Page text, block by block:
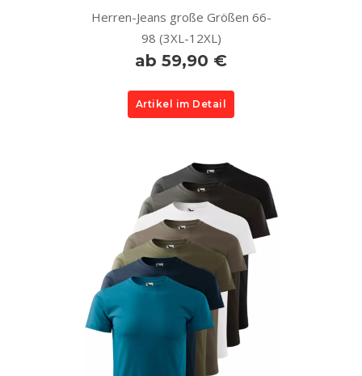
Herren-Jeans große Größen 66-
98 (3XL-12XL)
ab 59,90 €
Artikel im Detail